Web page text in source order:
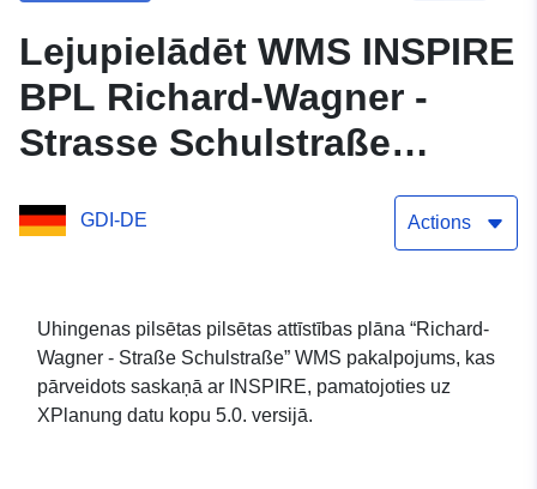
Lejupielādēt WMS INSPIRE
BPL Richard-Wagner -
Strasse Schulstraße
GDI-DE Actions
Uhingenas pilsētas pilsētas attīstības plāna “Richard-
Wagner - Straße Schulstraße” WMS pakalpojums, kas
pārveidots saskaņā ar INSPIRE, pamatojoties uz
XPlanung datu kopu 5.0. versijā.